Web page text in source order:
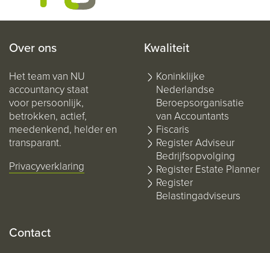
Over ons
Het team van NU
accountancy staat
voor persoonlijk,
betrokken, actief,
meedenkend, helder en
transparant.
Privacyverklaring
Kwaliteit
Koninklijke
Nederlandse
Beroepsorganisatie
van Accountants
Fiscaris
Register Adviseur
Bedrijfsopvolging
Register Estate Planner
Register
Belastingadviseurs
Contact